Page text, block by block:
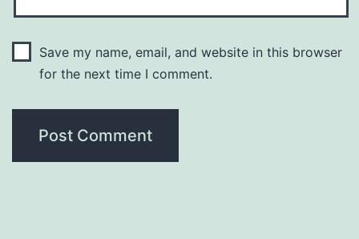
Save my name, email, and website in this browser
for the next time I comment.